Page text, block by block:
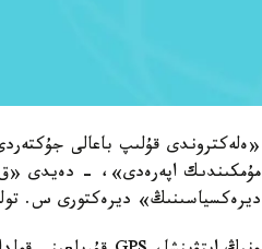
«ەلەكتروندى قۇلىپ باعالى
مۇمكىندىك اپەرەدى»، - دەيدى «ق
ديرەكسياسىنىڭ» ديرەكتورى س.